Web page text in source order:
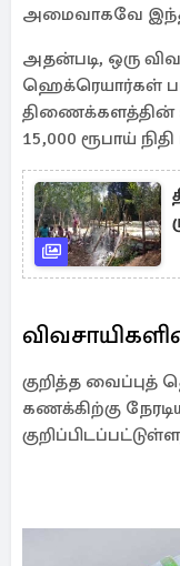
அமைவாகவே இந்த
அதன்படி, ஒரு
ஹெக்ரெயார்கள்
திணைக்களத்தின்
15,000 ரூபாய்
குறித்த வைப்புத்
கணக்கிற்கு